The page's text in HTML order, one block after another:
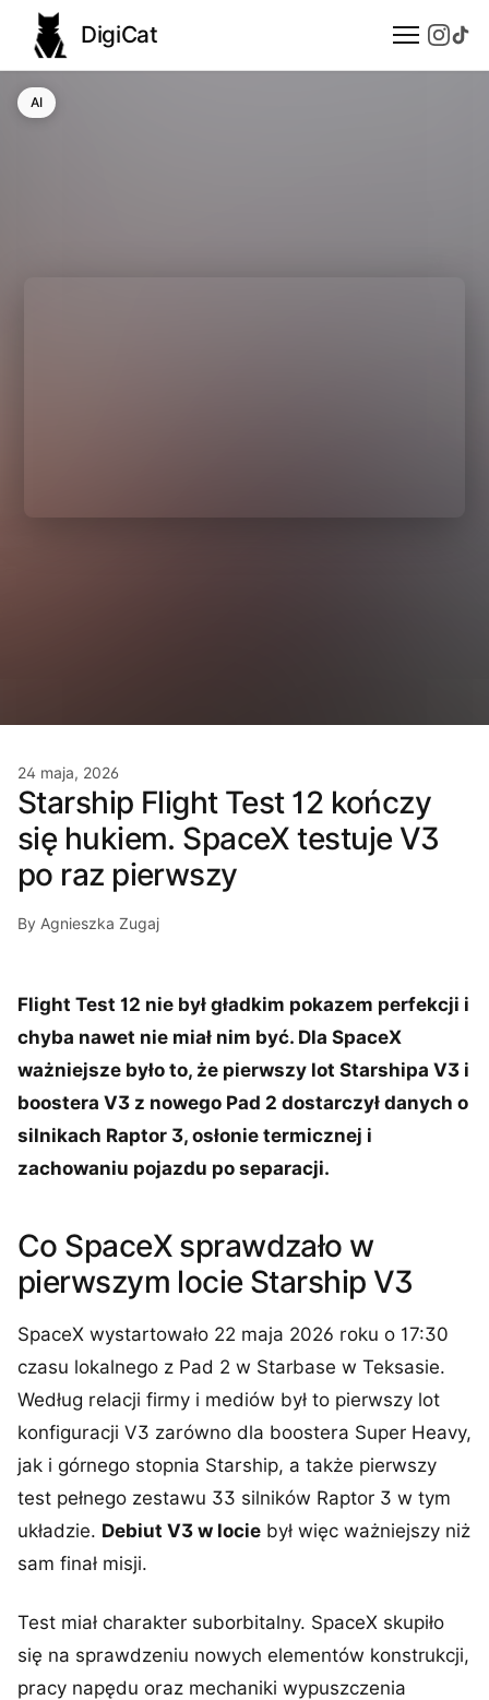
DigiCat
AI
AI
24 maja, 2026
Starship Flight Test 12 kończy
się hukiem. SpaceX testuje V3
po raz pierwszy
By Agnieszka Zugaj
Flight Test 12 nie był gładkim pokazem perfekcji i
chyba nawet nie miał nim być. Dla SpaceX
ważniejsze było to, że pierwszy lot Starshipa V3 i
boostera V3 z nowego Pad 2 dostarczył danych o
silnikach Raptor 3, osłonie termicznej i
zachowaniu pojazdu po separacji.
Co SpaceX sprawdzało w
pierwszym locie Starship V3
SpaceX wystartowało 22 maja 2026 roku o 17:30
czasu lokalnego z Pad 2 w Starbase w Teksasie.
Według relacji firmy i mediów był to pierwszy lot
konfiguracji V3 zarówno dla boostera Super Heavy,
jak i górnego stopnia Starship, a także pierwszy
test pełnego zestawu 33 silników Raptor 3 w tym
układzie. Debiut V3 w locie był więc ważniejszy niż
sam finał misji.
Test miał charakter suborbitalny. SpaceX skupiło
się na sprawdzeniu nowych elementów konstrukcji,
pracy napędu oraz mechaniki wypuszczenia